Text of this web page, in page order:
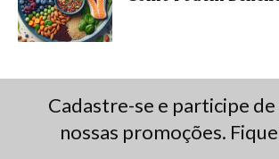
Cadastre-se e participe de
nossas promoções.